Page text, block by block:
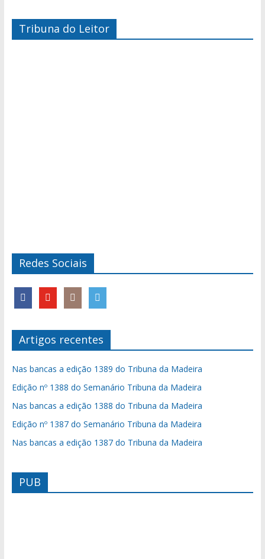
Tribuna do Leitor
Redes Sociais
Artigos recentes
Nas bancas a edição 1389 do Tribuna da Madeira
Edição nº 1388 do Semanário Tribuna da Madeira
Nas bancas a edição 1388 do Tribuna da Madeira
Edição nº 1387 do Semanário Tribuna da Madeira
Nas bancas a edição 1387 do Tribuna da Madeira
PUB